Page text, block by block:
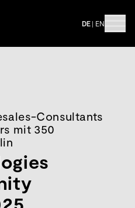
DE | EN
Consultants
mit 350